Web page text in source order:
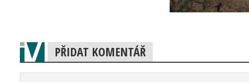
PŘIDAT KOMENTÁŘ